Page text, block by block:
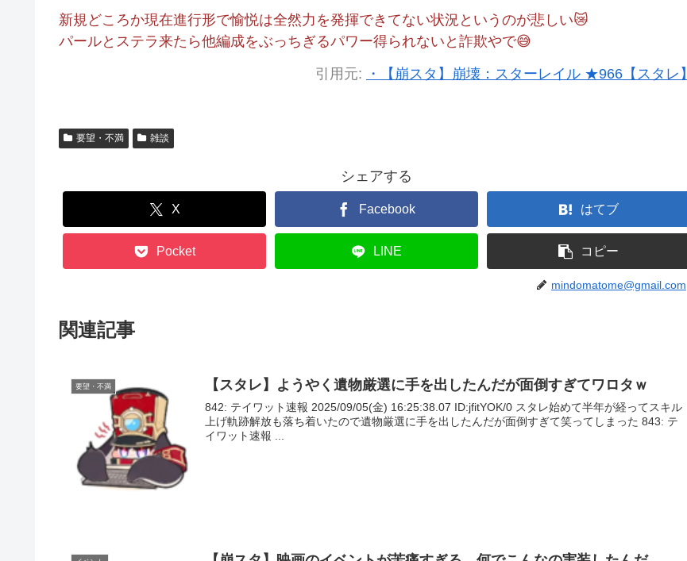
新規どころか現在進行形で愉悦は全然力を発揮できてない状況というのが悲しい😿
パールとステラ来たら他編成をぶっちぎるパワー得られないと詐欺やで😅
引用元: ・【崩スタ】崩壊：スターレイル ★966【スタレ】
要望・不満 雑談
シェアする
X Facebook はてブ
Pocket LINE コピー
mindomatome@gmail.com
関連記事
要望・不満 【スタレ】ようやく遺物厳選に手を出したんだが面倒すぎてワロタｗ
842: テイワット速報 2025/09/05(金) 16:25:38.07 ID:jfitYOK/0 スタレ始めて半年が経ってスキル
上げ軌跡解放も落ち着いたので遺物厳選に手を出したんだが面倒すぎて笑ってしまった 843: テ
イワット速報 ...